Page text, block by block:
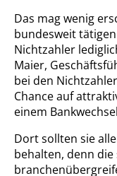
Das mag wenig
bundesweit
Nichtzahler
Maier,
bei den
Chance auf
einem
Dort sollten sie
behalten, denn